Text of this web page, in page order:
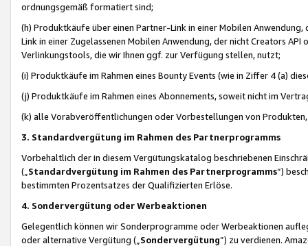
ordnungsgemäß formatiert sind;
(h) Produktkäufe über einen Partner-Link in einer Mobilen
Link in einer Zugelassenen Mobilen Anwendung, der nicht Creators
Verlinkungstools, die wir Ihnen ggf. zur Verfügung stellen, nutzt;
(i) Produktkäufe im Rahmen eines Bounty Events (wie in Ziffer 4 (a)
(j) Produktkäufe im Rahmen eines Abonnements, soweit nicht im
(k) alle Vorabveröffentlichungen oder Vorbestellungen von
3. Standardvergütung im Rahmen des Partnerprogramms
Vorbehaltlich der in diesem Vergütungskatalog beschriebenen
(„ Standardvergütung im Rahmen des Partnerprogramms“)
bestimmten Prozentsatzes der Qualifizierten Erlöse.
4. Sondervergütung oder Werbeaktionen
Gelegentlich können wir Sonderprogramme oder Werbeaktionen
oder alternative Vergütung („ Sondervergütung”) zu verdienen.